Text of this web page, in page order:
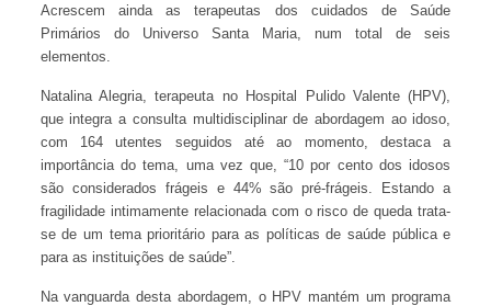
Acrescem ainda as terapeutas dos cuidados de Saúde
Primários do Universo Santa Maria, num total de seis
elementos.
Natalina Alegria, terapeuta no Hospital Pulido Valente (HPV),
que integra a consulta multidisciplinar de abordagem ao idoso,
com 164 utentes seguidos até ao momento, destaca a
importância do tema, uma vez que, “10 por cento dos idosos
são considerados frágeis e 44% são pré-frágeis. Estando a
fragilidade intimamente relacionada com o risco de queda trata-
se de um tema prioritário para as políticas de saúde pública e
para as instituições de saúde”.
Na vanguarda desta abordagem, o HPV mantém um programa